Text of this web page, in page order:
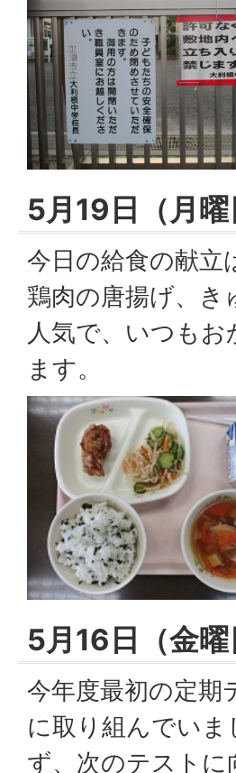
5月19日（月
今日の給食の献立
鶏肉の唐揚げ、き
人気で、いつも
ます。
5月16日（金
今年度最初の定期
に取り組んでい
ず、次のテスト